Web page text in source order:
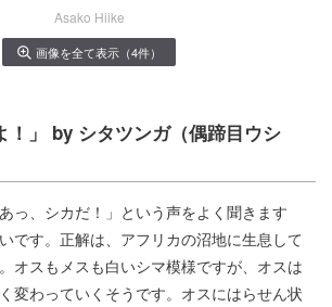
Asako Hiike
画像を全て表示（4件）
！」 by シタツンガ（偶蹄目ウシ
っ、シカだ！」という声をよく聞きます
です。正解は、アフリカの沼地に生息して
オスもメスも白いシマ模様ですが、オスは
変わっていくそうです。オスにはらせん状